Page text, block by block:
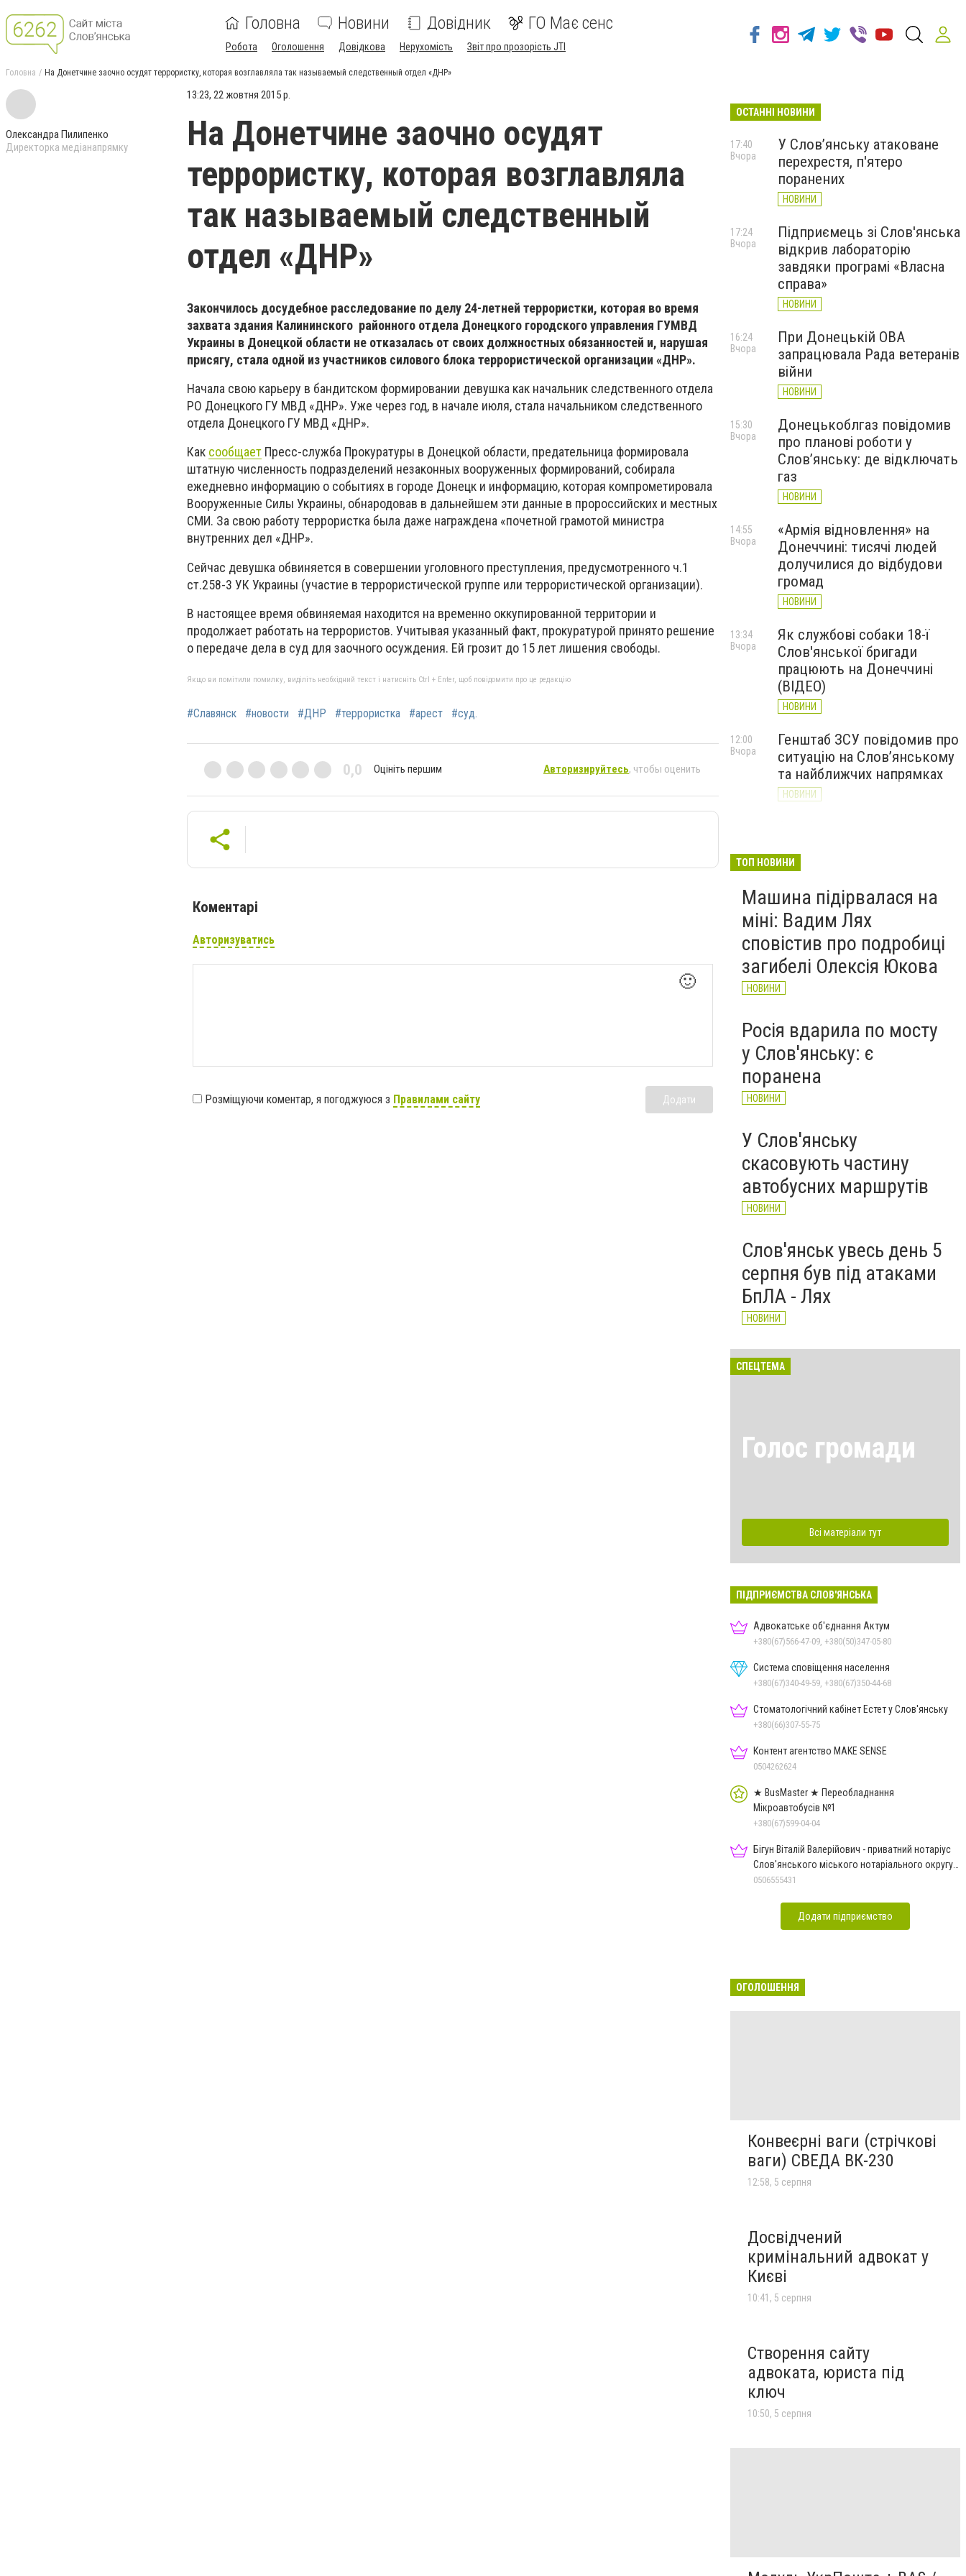
Головна Новини Довідник ГО Має сенс
Робота Оголошення Довідкова Нерухомість Звіт про прозорість JTI
Головна На Донетчине заочно осудят террористку, которая возглавляла так называемый следственный отдел «ДНР»
Олександра Пилипенко
Директорка медіанапрямку
13:23, 22 жовтня 2015 р.
На Донетчине заочно осудят
террористку, которая возглавляла
так называемый следственный
отдел «ДНР»
Закончилось досудебное расследование по делу 24-летней террористки, которая во время
захвата здания Калининского районного отдела Донецкого городского управления ГУМВД
Украины в Донецкой области не отказалась от своих должностных обязанностей и, нарушая
присягу, стала одной из участников силового блока террористической организации «ДНР».
Начала свою карьеру в бандитском формировании девушка как начальник следственного отдела
РО Донецкого ГУ МВД «ДНР». Уже через год, в начале июля, стала начальником следственного
отдела Донецкого ГУ МВД «ДНР».
Как сообщает Пресс-служба Прокуратуры в Донецкой области, предательница формировала
штатную численность подразделений незаконных вооруженных формирований, собирала
ежедневно информацию о событиях в городе Донецк и информацию, которая компрометировала
Вооруженные Силы Украины, обнародовав в дальнейшем эти данные в пророссийских и местных
СМИ. За свою работу террористка была даже награждена «почетной грамотой министра
внутренних дел «ДНР».
Сейчас девушка обвиняется в совершении уголовного преступления, предусмотренного ч.1
ст.258-3 УК Украины (участие в террористической группе или террористической организации).
В настоящее время обвиняемая находится на временно оккупированной территории и
продолжает работать на террористов. Учитывая указанный факт, прокуратурой принято решение
о передаче дела в суд для заочного осуждения. Ей грозит до 15 лет лишения свободы.
Якщо ви помітили помилку, виділіть необхідний текст і натисніть Ctrl + Enter, щоб повідомити про це редакцію
#Славянск #новости #ДНР #террористка #арест #суд.
0,0 Оцініть першим Авторизируйтесь, чтобы оценить
Коментарі
Авторизуватись
🙂
Розміщуючи коментар, я погоджуюся з Правилами сайту Додати
ОСТАННІ НОВИНИ
У Слов’янську атаковане
перехрестя, п'ятеро
поранених
НОВИНИ
17:40
Вчора
Підприємець зі Слов'янська
відкрив лабораторію
завдяки програмі «Власна
справа»
НОВИНИ
17:24
Вчора
При Донецькій ОВА
запрацювала Рада ветеранів
війни
НОВИНИ
16:24
Вчора
Донецькоблгаз повідомив
про планові роботи у
Слов’янську: де відключать
газ
НОВИНИ
15:30
Вчора
«Армія відновлення» на
Донеччині: тисячі людей
долучилися до відбудови
громад
НОВИНИ
14:55
Вчора
Як службові собаки 18-ї
Слов'янської бригади
працюють на Донеччині
(ВІДЕО)
НОВИНИ
13:34
Вчора
Генштаб ЗСУ повідомив про
ситуацію на Слов’янському
та найближчих напрямках
НОВИНИ
12:00
Вчора
великої війни: 7 серпня
ТОП НОВИНИ
Машина підірвалася на
міні: Вадим Лях
сповістив про подробиці
загибелі Олексія Юкова
НОВИНИ
Росія вдарила по мосту
у Слов'янську: є
поранена
НОВИНИ
У Слов'янську
скасовують частину
автобусних маршрутів
НОВИНИ
Слов'янськ увесь день 5
серпня був під атаками
БпЛА - Лях
НОВИНИ
СПЕЦТЕМА
Голос громади
Всі матеріали тут
ПІДПРИЄМСТВА СЛОВ'ЯНСЬКА
Адвокатське об'єднання Актум
+380(67)566-47-09, +380(50)347-05-80
Система сповіщення населення
+380(67)340-49-59, +380(67)350-44-68
Стоматологічний кабінет Естет у Слов'янську
+380(66)307-55-75
Контент агентство MAKE SENSE
0504262624
★ BusMaster ★ Переобладнання
Мікроавтобусів №1
+380(67)599-04-04
Бігун Віталій Валерійович - приватний нотаріус
Слов'янського міського нотаріального округу
Дон.обл.
0506555431
Додати підприємство
ОГОЛОШЕННЯ
Конвеєрні ваги (стрічкові
ваги) СВЕДА ВК-230
12:58, 5 серпня
Досвідчений
кримінальний адвокат у
Києві
10:41, 5 серпня
Створення сайту
адвоката, юриста під
ключ
10:50, 5 серпня